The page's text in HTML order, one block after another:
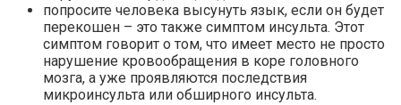
попросите человека высунуть язык, если он будет
перекошен – это также симптом инсульта. Этот
симптом говорит о том, что имеет место не просто
нарушение кровообращения в коре головного
мозга, а уже проявляются последствия
микроинсульта или обширного инсульта.